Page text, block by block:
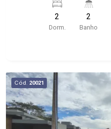
elevador; - Sacada; - Próximo ao jotta burguer,
Panificadora Vó Luzia,
Telepizza mineiro;
2
Dorm.
2
Banho
Cód. 20021